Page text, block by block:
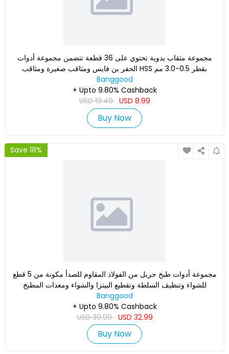
مجموعة مثقاب يدوية تحتوي على 36 قطعة تتضمن مجموعة أدوات
الحفر بن فايس ومثاقب صغيرة ومثاقب HSS بقطر 0.5-3.0 مم
ومثاقب PCB
Banggood
+ Upto 9.80% Cashback
USD19.49 USD 8.99
Buy Now
Save 18%
مجموعة أدوات طبخ جريل من الفولاذ المقاوم للصدأ مكونة من 5 قطع
للشواء وتنظيف السلطة وتقطيع البيتزا والشواء ومعدات المطبخ
Banggood
+ Upto 9.80% Cashback
USD39.99 USD 32.99
Buy Now